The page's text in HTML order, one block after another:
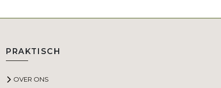
PRAKTISCH
OVER ONS